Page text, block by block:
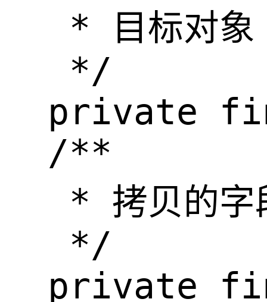
   * 目标对象
   */
private
  /**
* 拷贝的字
   */
private